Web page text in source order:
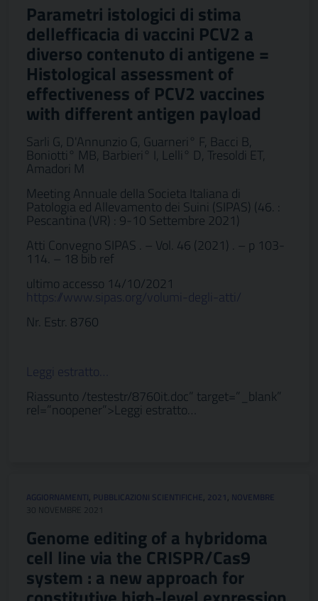
Parametri istologici di stima
dellefficacia di vaccini PCV2 a
diverso contenuto di antigene =
Histological assessment of
effectiveness of PCV2 vaccines
with different antigen payload
Sarli G, D'Annunzio G, Guarneri° F, Bacci B,
Boniotti° MB, Barbieri° I, Lelli° D, Tresoldi ET,
Amadori M
Meeting Annuale della Societa Italiana di
Patologia ed Allevamento dei Suini (SIPAS) (46. :
Pescantina (VR) : 9-10 Settembre 2021)
Atti Convegno SIPAS . – Vol. 46 (2021) . – p 103-
114. – 18 bib ref
ultimo accesso 14/10/2021
https://www.sipas.org/volumi-degli-atti/
Nr. Estr. 8760
Leggi estratto…
Riassunto /testestr/8760it.doc” target=”_blank”
rel=”noopener”>Leggi estratto…
AGGIORNAMENTI, PUBBLICAZIONI SCIENTIFICHE, 2021 , NOVEMBRE
30 NOVEMBRE 2021
Genome editing of a hybridoma
cell line via the CRISPR/Cas9
system : a new approach for